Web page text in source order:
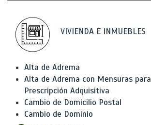
VIVIENDA E INMUEBLES
Alta de Adrema
Alta de Adrema con Mensuras para
Prescripción Adquisitiva
Cambio de Domicilio Postal
Cambio de Dominio